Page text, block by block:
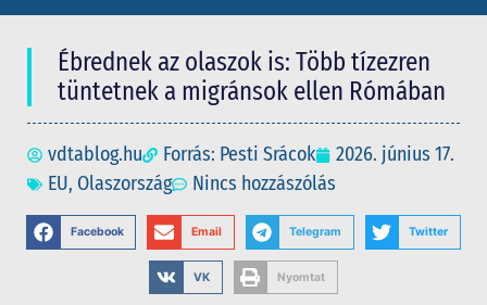
Ébrednek az olaszok is: Több tízezren
tüntetnek a migránsok ellen Rómában
vdtablog.hu Forrás: Pesti Srácok
2026. június 17.
EU, Olaszország Nincs hozzászólás
Facebook Email Telegram Twitter
VK Nyomtat